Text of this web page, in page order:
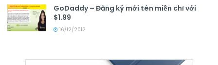
GoDaddy – Đăng ký mới tên miền chỉ với
$1.99
16/12/2012